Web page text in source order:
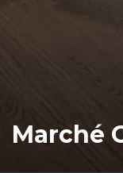
Marché